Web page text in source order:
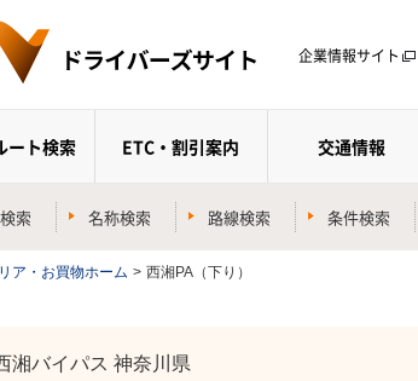
企業情報サイト
ート検索 ETC・割引案内 交通情報
索 名称検索 路線検索 条件検索
ア・お買物ホーム > 西湘PA（下り）
湘バイパス 神奈川県